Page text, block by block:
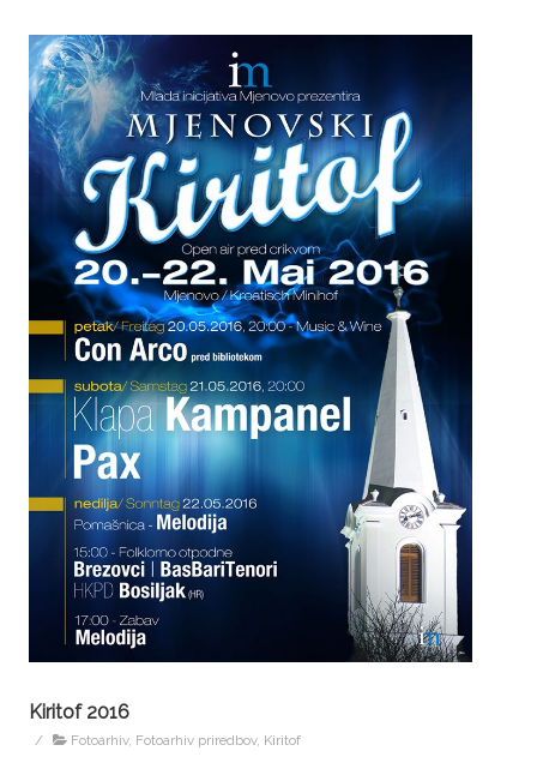
Kiritof 2016
/ Fotoarhiv, Fotoarhiv priredbov, Kiritof